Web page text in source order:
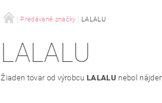
Predávané značky LALALU
LALALU
Žiaden tovar od výrobcuLALALU nebol